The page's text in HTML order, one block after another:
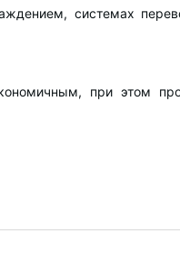
системах
при этом